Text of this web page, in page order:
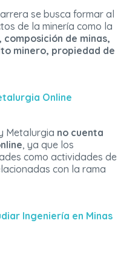
se busca formar al
de la minería como la
de minas,
minero, propiedad de
Online
Metalurgia no cuenta
, ya que los
como actividades de
con la rama
Ingeniería en Minas